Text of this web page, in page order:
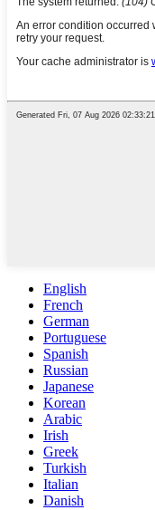
English
French
German
Portuguese
Spanish
Russian
Japanese
Korean
Arabic
Irish
Greek
Turkish
Italian
Danish